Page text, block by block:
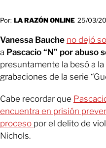
Por: LA RAZÓN ONLINE 25/03/
Vanessa Bauche no dejó
a Pascacio “N” por abuso
presuntamente la besó a
grabaciones de la serie
Cabe recordar que
encuentra en prisión
proceso por el delito de
Nichols.